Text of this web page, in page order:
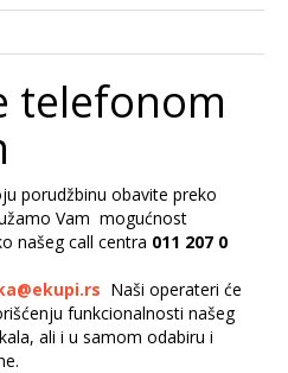
telefonom
porudžbinu obavite preko
Vam mogućnost
našeg call centra 011 207 0
Naši operateri će
funkcionalnosti našeg
ali i u samom odabiru i